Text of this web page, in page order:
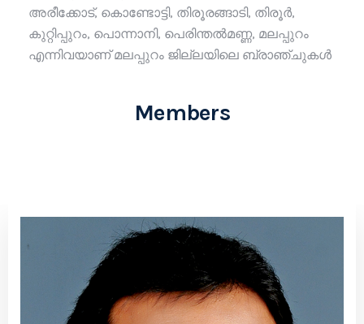
അരീക്കോട്, കൊണ്ടോട്ടി, തിരൂരങ്ങാടി, തിരൂർ,
കുറ്റിപ്പുറം, പൊന്നാനി, പെരിന്തൽമണ്ണ, മലപ്പുറം
എന്നിവയാണ് മലപ്പുറം ജില്ലയിലെ ബ്രാഞ്ചുകൾ
Members